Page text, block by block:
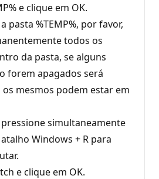
e clique em OK.
pasta %TEMP%, por favor,
todos os
da pasta, se alguns
forem apagados será
mesmos podem estar em
simultaneamente
Windows + R para
e clique em OK.